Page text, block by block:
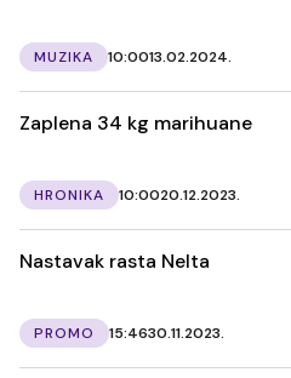
MUZIKA 10:0013.02.2024.
Zaplena 34 kg marihuane
HRONIKA 10:0020.12.2023.
Nastavak rasta Nelta
PROMO 15:4630.11.2023.